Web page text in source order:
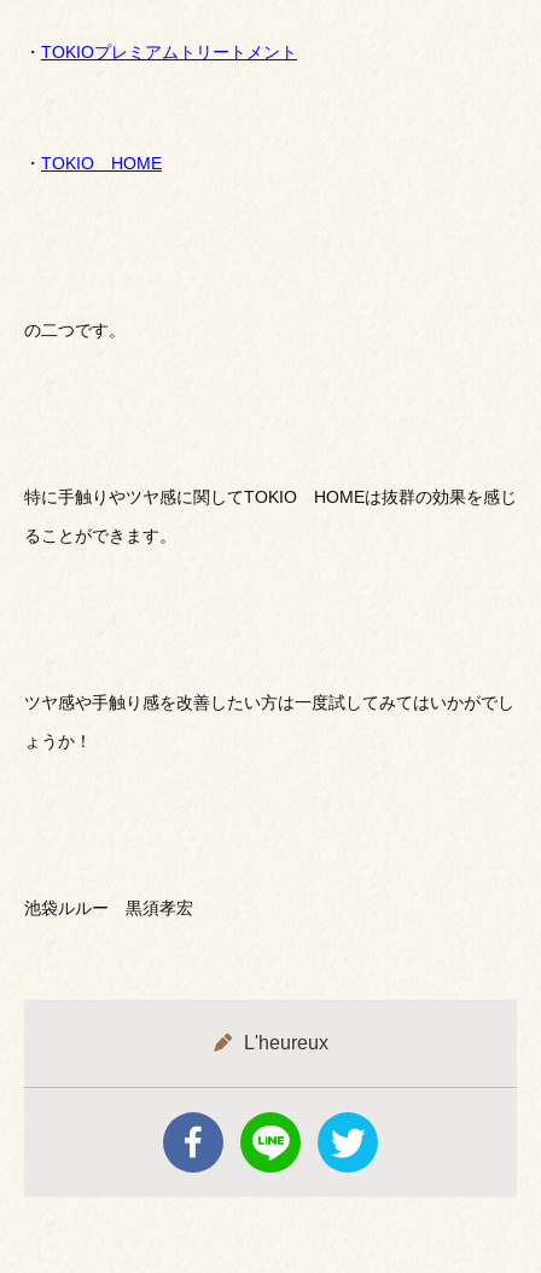
・ TOKIOプレミアムトリートメント
・ TOKIO HOME
の二つです。
特に手触りやツヤ感に関してTOKIO HOMEは抜群の効果を感じ
ることができます。
ツヤ感や手触り感を改善したい方は一度試してみてはいかがでし
ょうか！
池袋ルルー 黒須孝宏
L'heureux